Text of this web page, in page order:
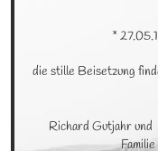
*
die stille Beisetzung
Richard Gutjahr und
Familie